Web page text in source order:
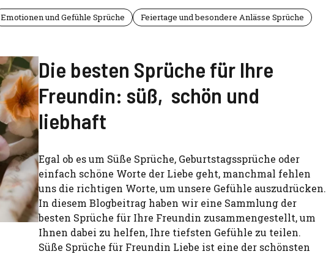
Emotionen und Gefühle Sprüche
Feiertage und besondere Anlässe Sprüche
Die besten Sprüche für Ihre
Freundin: süß, schön und
liebhaft
Egal ob es um Süße Sprüche, Geburtstagssprüche oder
einfach schöne Worte der Liebe geht, manchmal fehlen
uns die richtigen Worte, um unsere Gefühle auszudrücken.
In diesem Blogbeitrag haben wir eine Sammlung der
besten Sprüche für Ihre Freundin zusammengestellt, um
Ihnen dabei zu helfen, Ihre tiefsten Gefühle zu teilen.
Süße Sprüche für Freundin Liebe ist eine der schönsten